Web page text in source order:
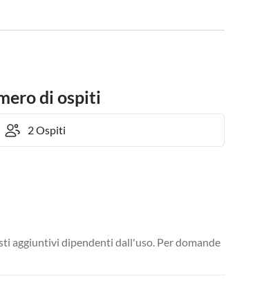
di ospiti
aggiuntivi dipendenti dall'uso. Per domande